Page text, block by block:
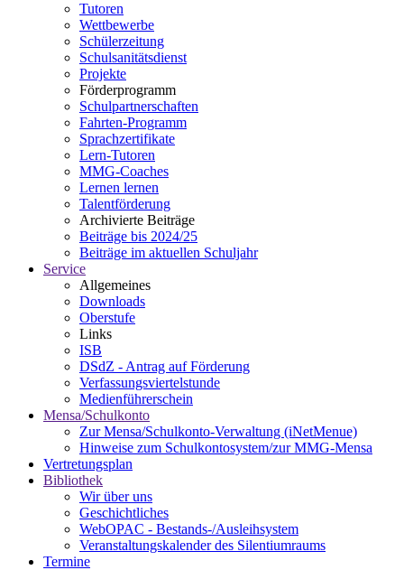
Tutoren
Wettbewerbe
Schülerzeitung
Schulsanitätsdienst
Projekte
Förderprogramm
Schulpartnerschaften
Fahrten-Programm
Sprachzertifikate
Lern-Tutoren
MMG-Coaches
Lernen lernen
Talentförderung
Archivierte Beiträge
Beiträge bis 2024/25
Beiträge im aktuellen Schuljahr
Service
Allgemeines
Downloads
Oberstufe
Links
ISB
DSdZ - Antrag auf Förderung
Verfassungsviertelstunde
Medienführerschein
Mensa/Schulkonto
Zur Mensa/Schulkonto-Verwaltung (iNetMenue)
Hinweise zum Schulkontosystem/zur MMG-Mensa
Vertretungsplan
Bibliothek
Wir über uns
Geschichtliches
WebOPAC - Bestands-/Ausleihsystem
Veranstaltungskalender des Silentiumraums
Termine